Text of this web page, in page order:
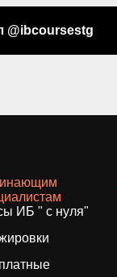
@ibcoursestg
ИБ " с нуля"